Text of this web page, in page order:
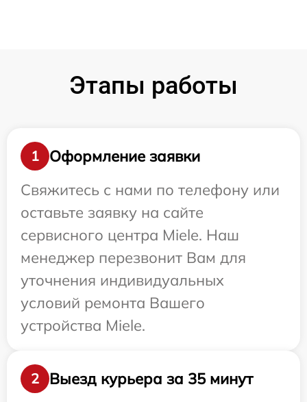
Этапы работы
1
Оформление заявки
Свяжитесь с нами по телефону или
оставьте заявку на сайте
сервисного центра Miele. Наш
менеджер перезвонит Вам для
уточнения индивидуальных
условий ремонта Вашего
устройства Miele.
2 Выезд курьера за 35 минут